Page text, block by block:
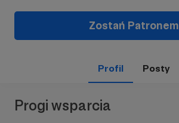
Zostań Patronem
Profil Posty
Progi wsparcia